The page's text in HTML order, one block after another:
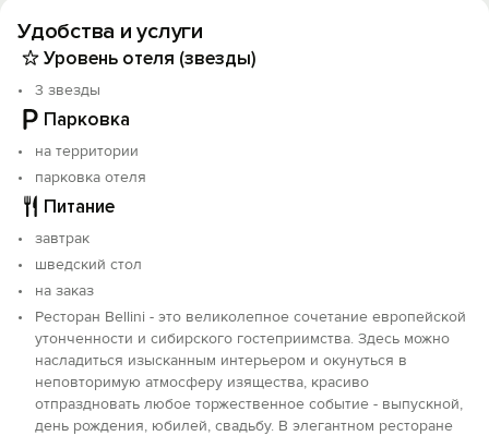
К Вашим услугам ресторан Bellini, сауна, хаммам,
услуги, прачечная, камера хранения, помощь в
организации экскурсий, возможность проведения
конференций и семинаров, рядом круглосуточная
автомойка.
Для организации конференций, тренингов и
семинаров мы предоставляем самую современную
конференц-площадку. Техническая поддержка
специалиста на протяжении всей конференции,
экран, проектор, профессиональное звуковое
оборудование. Конференц-зал вместимость до 100
человек расположен на 1 этаже ресторанного
комплекса, конференц-зал вместимость до 50
человек и переговорная комната - на 2 этаже.
Удобства и услуги
Уровень отеля (звезды)
3 звезды
Парковка
на территории
парковка отеля
Питание
завтрак
шведский стол
на заказ
Ресторан Bellini - это великолепное сочетание европейской
утонченности и сибирского гостеприимства. Здесь можно
насладиться изысканным интерьером и окунуться в
неповторимую атмосферу изящества, красиво
отпраздновать любое торжественное событие - выпускной,
день рождения, юбилей, свадьбу. В элегантном ресторане